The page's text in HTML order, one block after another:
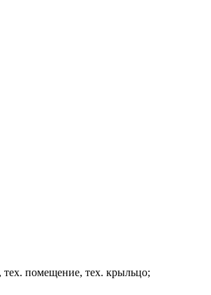
тех. помещение, тех. крыльцо;